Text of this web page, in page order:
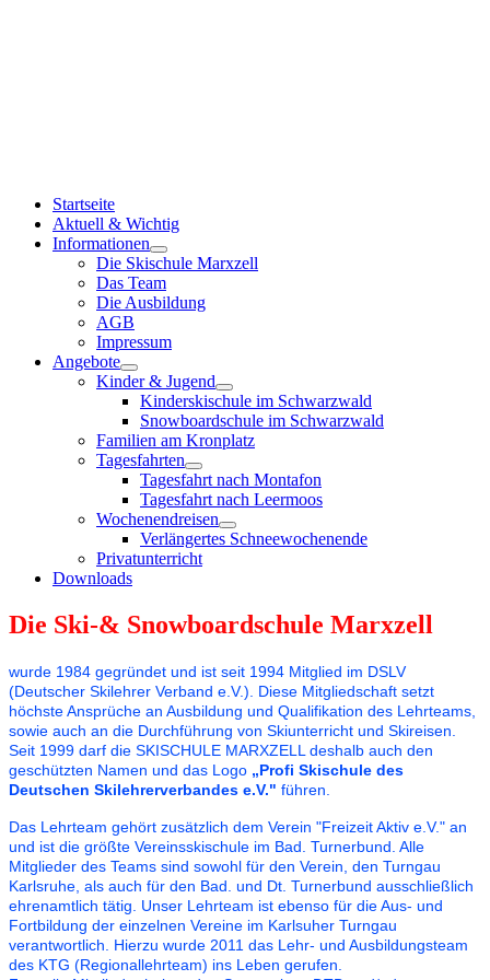
Startseite
Aktuell & Wichtig
Informationen
Die Skischule Marxzell
Das Team
Die Ausbildung
AGB
Impressum
Angebote
Kinder & Jugend
Kinderskischule im Schwarzwald
Snowboardschule im Schwarzwald
Familien am Kronplatz
Tagesfahrten
Tagesfahrt nach Montafon
Tagesfahrt nach Leermoos
Wochenendreisen
Verlängertes Schneewochenende
Privatunterricht
Downloads
Die Ski-& Snowboardschule Marxzell
wurde 1984 gegründet und ist seit 1994 Mitglied im DSLV
(Deutscher Skilehrer Verband e.V.). Diese Mitgliedschaft setzt
höchste Ansprüche an Ausbildung und Qualifikation des Lehrteams,
sowie auch an die Durchführung von Skiunterricht und Skireisen.
Seit 1999 darf die SKISCHULE MARXZELL deshalb auch den
geschützten Namen und das Logo „Profi Skischule des
Deutschen Skilehrerverbandes e.V." führen.
Das Lehrteam gehört zusätzlich dem Verein "Freizeit Aktiv e.V." an
und ist die größte Vereinsskischule im Bad. Turnerbund. Alle
Mitglieder des Teams sind sowohl für den Verein, den Turngau
Karlsruhe, als auch für den Bad. und Dt. Turnerbund ausschließlich
ehrenamtlich tätig. Unser Lehrteam ist ebenso für die Aus- und
Fortbildung der einzelnen Vereine im Karlsuher Turngau
verantwortlich. Hierzu wurde 2011 das Lehr- und Ausbildungsteam
des KTG (Regionallehrteam) ins Leben gerufen.